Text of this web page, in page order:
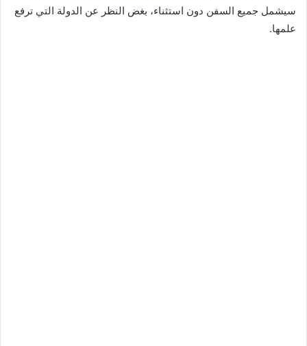
سيشمل جميع السفن دون استثناء، بغض النظر عن الدولة التي ترفع
علمها.